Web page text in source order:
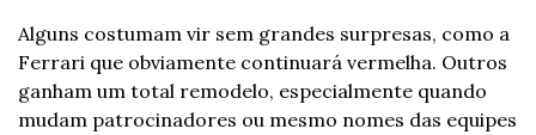
Alguns costumam vir sem grandes surpresas, como a
Ferrari que obviamente continuará vermelha. Outros
ganham um total remodelo, especialmente quando
mudam patrocinadores ou mesmo nomes das equipes